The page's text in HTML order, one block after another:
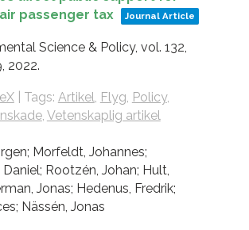
air passenger tax
Journal Article
Science & Policy, vol. 132,
2022.
| Tags: Artikel, Flyg, Policy,
, Vetenskaplig artikel
Morfeldt, Johannes;
Rootzén, Johan; Hult,
Jonas; Hedenus, Fredrik;
Nässén, Jonas